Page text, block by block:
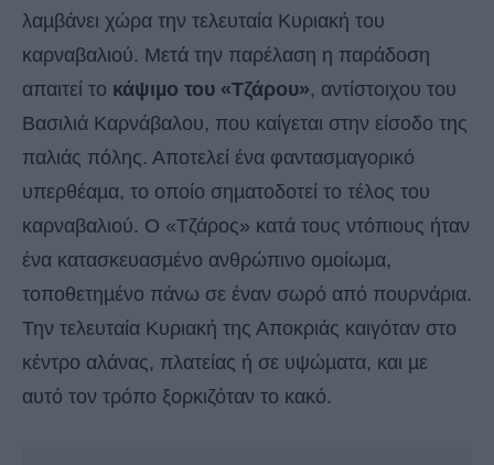
λαµβάνει χώρα την τελευταία Κυριακή του
καρναβαλιού. Μετά την παρέλαση η παράδοση
απαιτεί το κάψιµο του «Τζάρου», αντίστοιχου του
Βασιλιά Καρνάβαλου, που καίγεται στην είσοδο της
παλιάς πόλης. Αποτελεί ένα φαντασµαγορικό
υπερθέαµα, το οποίο σηµατοδοτεί το τέλος του
καρναβαλιού. Ο «Τζάρος» κατά τους ντόπιους ήταν
ένα κατασκευασµένο ανθρώπινο οµοίωµα,
τοποθετηµένο πάνω σε έναν σωρό από πουρνάρια.
Την τελευταία Κυριακή της Αποκριάς καιγόταν στο
κέντρο αλάνας, πλατείας ή σε υψώµατα, και µε
αυτό τον τρόπο ξορκιζόταν το κακό.